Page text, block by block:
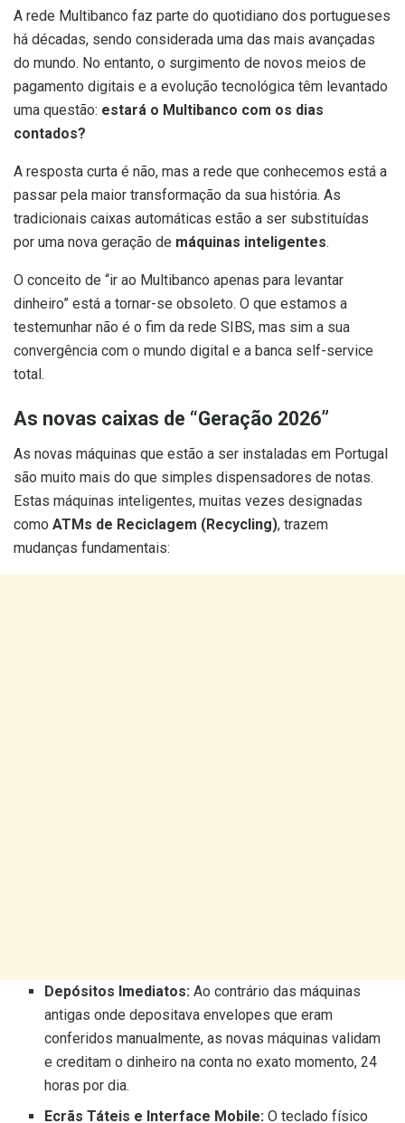
A rede Multibanco faz parte do quotidiano dos portugueses
há décadas, sendo considerada uma das mais avançadas
do mundo. No entanto, o surgimento de novos meios de
pagamento digitais e a evolução tecnológica têm levantado
uma questão: estará o Multibanco com os dias
contados?
A resposta curta é não, mas a rede que conhecemos está a
passar pela maior transformação da sua história. As
tradicionais caixas automáticas estão a ser substituídas
por uma nova geração de máquinas inteligentes.
O conceito de “ir ao Multibanco apenas para levantar
dinheiro” está a tornar-se obsoleto. O que estamos a
testemunhar não é o fim da rede SIBS, mas sim a sua
convergência com o mundo digital e a banca self-service
total.
As novas caixas de “Geração 2026”
As novas máquinas que estão a ser instaladas em Portugal
são muito mais do que simples dispensadores de notas.
Estas máquinas inteligentes, muitas vezes designadas
como ATMs de Reciclagem (Recycling), trazem
mudanças fundamentais:
Depósitos Imediatos: Ao contrário das máquinas
antigas onde depositava envelopes que eram
conferidos manualmente, as novas máquinas validam
e creditam o dinheiro na conta no exato momento, 24
horas por dia.
Ecrãs Táteis e Interface Mobile: O teclado físico